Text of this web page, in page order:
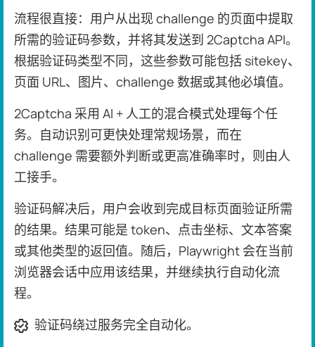
流程很直接：用户从出现 challenge 的页面中提取
所需的验证码参数，并将其发送到 2Captcha API。
根据验证码类型不同，这些参数可能包括 sitekey、
页面 URL、图片、challenge 数据或其他必填值。
2Captcha 采用 AI + 人工的混合模式处理每个任
务。自动识别可更快处理常规场景，而在
challenge 需要额外判断或更高准确率时，则由人
工接手。
验证码解决后，用户会收到完成目标页面验证所需
的结果。结果可能是 token、点击坐标、文本答案
或其他类型的返回值。随后，Playwright 会在当前
浏览器会话中应用该结果，并继续执行自动化流
程。
验证码绕过服务完全自动化。